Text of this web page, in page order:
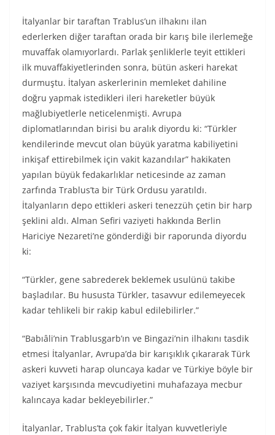
İtalyanlar bir taraftan Trablus’un ilhakını ilan
ederlerken diğer taraftan orada bir karış bile ilerlemeğe
muvaffak olamıyorlardı. Parlak şenliklerle teyit ettikleri
ilk muvaffakiyetlerinden sonra, bütün askeri harekat
durmuştu. İtalyan askerlerinin memleket dahiline
doğru yapmak istedikleri ileri hareketler büyük
mağlubiyetlerle neticelenmişti. Avrupa
diplomatlarından birisi bu aralık diyordu ki: “Türkler
kendilerinde mevcut olan büyük yaratma kabiliyetini
inkişaf ettirebilmek için vakit kazandılar” hakikaten
yapılan büyük fedakarlıklar neticesinde az zaman
zarfında Trablus’ta bir Türk Ordusu yaratıldı.
İtalyanların depo ettikleri askeri tenezzüh çetin bir harp
şeklini aldı. Alman Sefiri vaziyeti hakkında Berlin
Hariciye Nezareti’ne gönderdiği bir raporunda diyordu
ki:
“Türkler, gene sabrederek beklemek usulünü takibe
başladılar. Bu hususta Türkler, tasavvur edilemeyecek
kadar tehlikeli bir rakip kabul edilebilirler.”
“Babıâli’nin Trablusgarb’ın ve Bingazi’nin ilhakını tasdik
etmesi İtalyanlar, Avrupa’da bir karışıklık çıkararak Türk
askeri kuvveti harap oluncaya kadar ve Türkiye böyle bir
vaziyet karşısında mevcudiyetini muhafazaya mecbur
kalıncaya kadar bekleyebilirler.”
İtalyanlar, Trablus’ta çok fakir İtalyan kuvvetleriyle